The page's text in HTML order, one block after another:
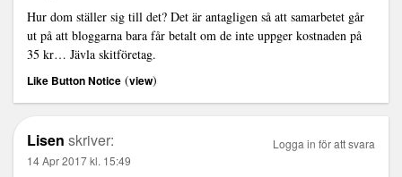
Hur dom ställer sig till det? Det är antagligen så att samarbetet går
ut på att bloggarna bara får betalt om de inte uppger kostnaden på
35 kr… Jävla skitföretag.
Like Button Notice (view)
Lisen skriver:
14 Apr 2017 kl. 15:49
Logga in för att svara